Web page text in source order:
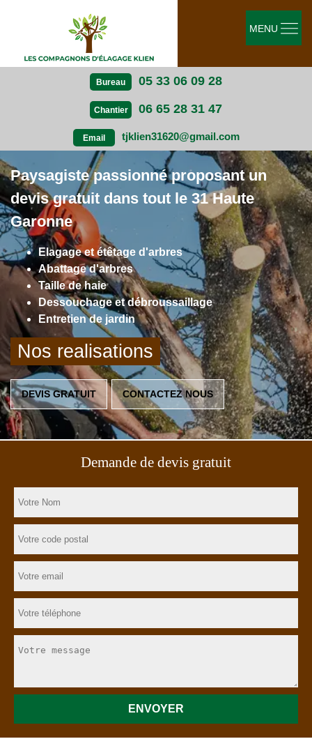
Bureau 05 33 06 09 28
Chantier 06 65 28 31 47
Email tjklien31620@gmail.com
MENU
Paysagiste passionné proposant un
devis gratuit dans tout le 31 Haute
Garonne
Elagage et étêtage d'arbres
Abattage d'arbres
Taille de haie
Dessouchage et débroussaillage
Entretien de jardin
Nos realisations
DEVIS GRATUIT CONTACTEZ NOUS
Demande de devis gratuit